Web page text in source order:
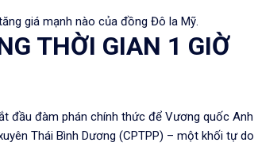
giá mạnh nào của đồng Đô la Mỹ.
THỜI GIAN 1 GIỜ
đầu đàm phán chính thức để Vương quốc Anh
Thái Bình Dương (CPTPP) – một khối tự do